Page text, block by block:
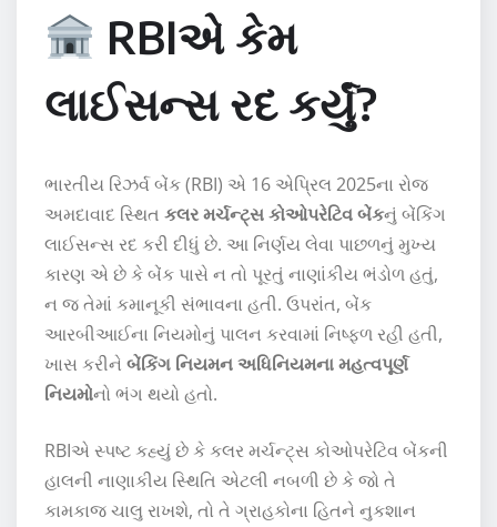
RBIએ કેમ
લાઈસન્સ રદ કર્યું?
ભારતીય રિઝર્વ બેંક (RBI) એ 16 એપ્રિલ 2025ના રોજ
અમદાવાદ સ્થિત કલર મર્ચન્ટ્સ કોઓપરેટિવ બેંકનું બેંકિંગ
લાઈસન્સ રદ કરી દીધું છે. આ નિર્ણય લેવા પાછળનું મુખ્ય
કારણ એ છે કે બેંક પાસે ન તો પૂરતું નાણાંકીય ભંડોળ હતું,
ન જ તેમાં કમાનૂકી સંભાવના હતી. ઉપરાંત, બેંક
આરબીઆઈના નિયમોનું પાલન કરવામાં નિષ્ફળ રહી હતી,
ખાસ કરીને બેંકિંગ નિયમન અધિનિયમના મહત્વપૂર્ણ
નિયમોનો ભંગ થયો હતો.
RBIએ સ્પષ્ટ કહ્યું છે કે કલર મર્ચન્ટ્સ કોઓપરેટિવ બેંકની
હાલની નાણાકીય સ્થિતિ એટલી નબળી છે કે જો તે
કામકાજ ચાલુ રાખશે, તો તે ગ્રાહકોના હિતને નુકશાન